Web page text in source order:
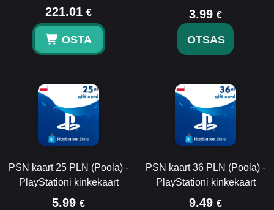
221.01 €
OSTA
3.99 €
OTSAS
PSN kaart 25 PLN (Poola) -
PlayStationi kinkekaart
5.99 €
PSN kaart 36 PLN (Poola) -
PlayStationi kinkekaart
9.49 €